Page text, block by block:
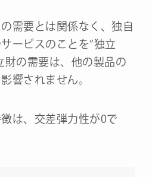
需要とは関係なく、独自
ービスのことを”独立
財の需要は、他の製品の
響されません。
は、交差弾力性が0で